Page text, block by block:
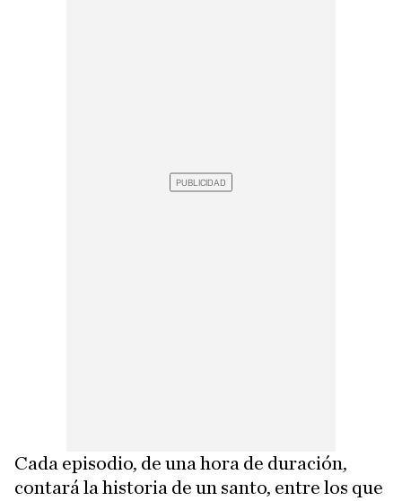
Cada episodio, de una hora de duración,
contará la historia de un santo, entre los que